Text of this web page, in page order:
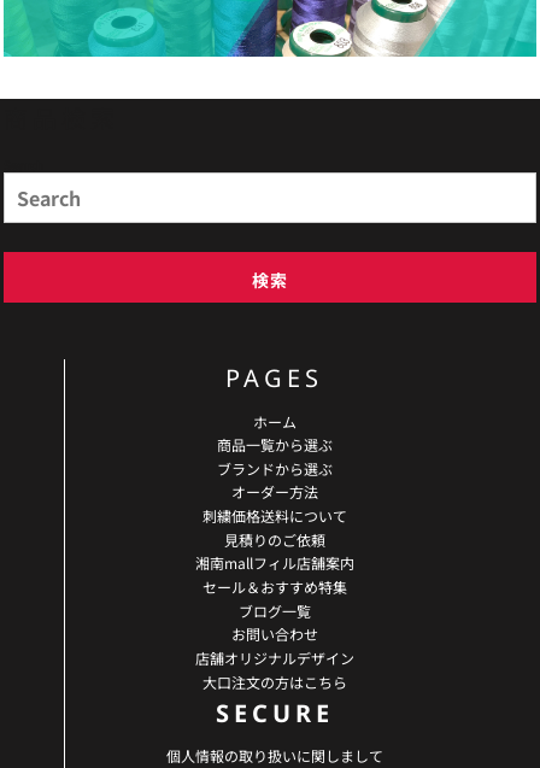
検索
PAGES
ホーム
商品一覧から選ぶ
ブランドから選ぶ
オーダー方法
刺繍価格送料について
見積りのご依頼
湘南mallフィル店舗案内
セール＆おすすめ特集
ブログ一覧
お問い合わせ
店舗オリジナルデザイン
大口注文の方はこちら
SECURE
個人情報の取り扱いに関しまして